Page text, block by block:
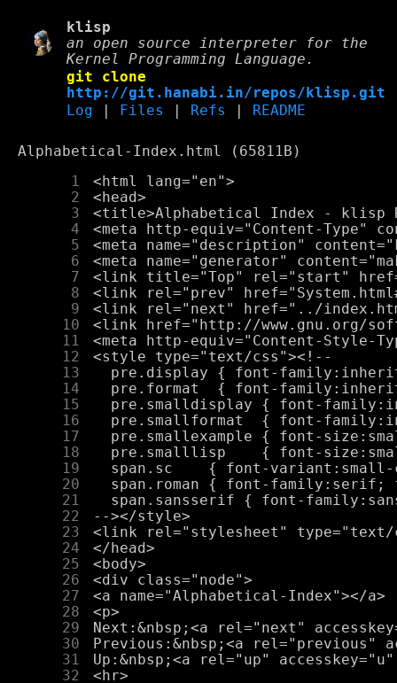
klisp
an open source interpreter for the
Kernel Programming Language.
git clone
http://git.hanabi.in/repos/klisp.git
Log
Files Refs README
Alphabetical-Index.html (65811B)
      1
      2
      3
      4
      5
      6
      7
      8
      9
     10
     11
     12
     13
     14
     15
     16
     17
     18
     19
     20
     21
     22
     23
     24
     25
     26
     27
     28
     29
     30
     31
     32